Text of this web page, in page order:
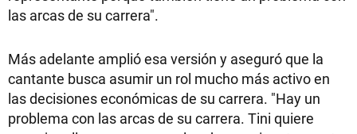
las arcas de su carrera".
Más adelante amplió esa versión y aseguró que la
cantante busca asumir un rol mucho más activo en
las decisiones económicas de su carrera. "Hay un
problema con las arcas de su carrera. Tini quiere